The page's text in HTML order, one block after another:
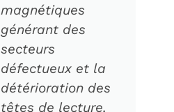
magnétiques
générant des
secteurs
défectueux et la
détérioration des
têtes de lecture.